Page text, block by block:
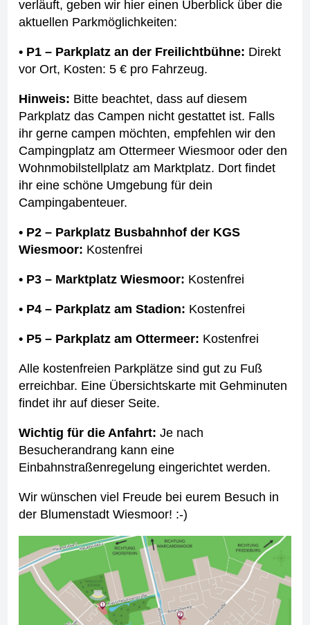
verläuft, geben wir hier einen Überblick über die
aktuellen Parkmöglichkeiten:
• P1 – Parkplatz an der Freilichtbühne: Direkt
vor Ort, Kosten: 5 € pro Fahrzeug.
Hinweis: Bitte beachtet, dass auf diesem
Parkplatz das Campen nicht gestattet ist. Falls
ihr gerne campen möchten, empfehlen wir den
Campingplatz am Ottermeer Wiesmoor oder den
Wohnmobilstellplatz am Marktplatz. Dort findet
ihr eine schöne Umgebung für dein
Campingabenteuer.
• P2 – Parkplatz Busbahnhof der KGS
Wiesmoor: Kostenfrei
• P3 – Marktplatz Wiesmoor: Kostenfrei
• P4 – Parkplatz am Stadion: Kostenfrei
• P5 – Parkplatz am Ottermeer: Kostenfrei
Alle kostenfreien Parkplätze sind gut zu Fuß
erreichbar. Eine Übersichtskarte mit Gehminuten
findet ihr auf dieser Seite.
Wichtig für die Anfahrt: Je nach
Besucherandrang kann eine
Einbahnstraßenregelung eingerichtet werden.
Wir wünschen viel Freude bei eurem Besuch in
der Blumenstadt Wiesmoor! :-)